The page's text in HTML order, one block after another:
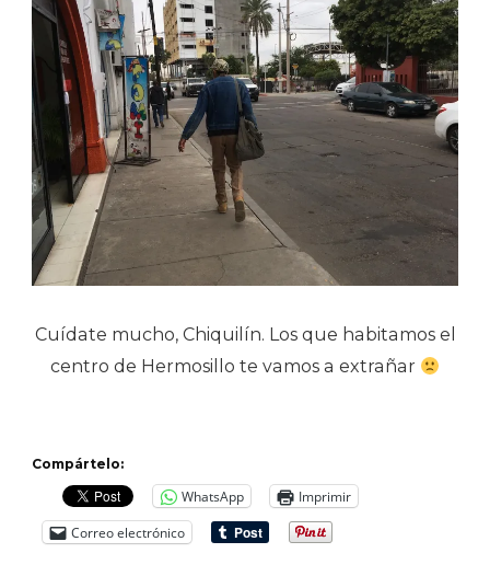
Cuídate mucho, Chiquilín. Los que habitamos el
centro de Hermosillo te vamos a extrañar
Compártelo:
WhatsApp
Imprimir
Correo electrónico